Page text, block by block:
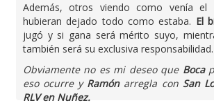
Además, otros viendo como venía el
hubieran dejado todo como estaba. El
jugó y si gana será mérito suyo,
también será su exclusiva responsabilidad.
Obviamente no es mi deseo que Boca
eso ocurre y Ramónarregla con San
RLV en Nuñez.